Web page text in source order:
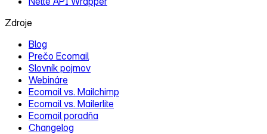
Zdroje
Blog
Prečo Ecomail
Slovník pojmov
Webináre
Ecomail vs. Mailchimp
Ecomail vs. Mailerlite
Ecomail poradňa
Changelog